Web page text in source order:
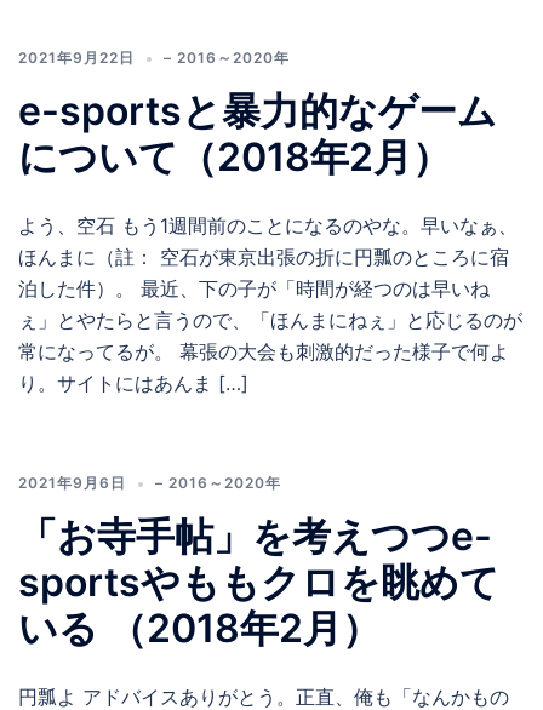
2021年9月22日 – 2016～2020年
e-sportsと暴力的なゲーム
について（2018年2月）
よう、空石 もう1週間前のことになるのやな。早いなぁ、
ほんまに（註： 空石が東京出張の折に円瓢のところに宿
泊した件）。 最近、下の子が「時間が経つのは早いね
ぇ」とやたらと言うので、「ほんまにねぇ」と応じるのが
常になってるが。 幕張の大会も刺激的だった様子で何よ
り。サイトにはあんま […]
2021年9月6日 – 2016～2020年
「お寺手帖」を考えつつe-
sportsやももクロを眺めて
いる （2018年2月）
円瓢よ アドバイスありがとう。正直、俺も「なんかもの